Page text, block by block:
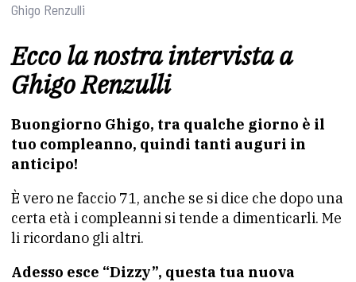
Ghigo Renzulli
Ecco la nostra intervista a
Ghigo Renzulli
Buongiorno Ghigo, tra qualche giorno è il
tuo compleanno, quindi tanti auguri in
anticipo!
È vero ne faccio 71, anche se si dice che dopo una
certa età i compleanni si tende a dimenticarli. Me
li ricordano gli altri.
Adesso esce “Dizzy”, questa tua nuova